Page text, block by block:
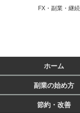
FX・副業・継
ホーム
副業の始め方
節約・改善